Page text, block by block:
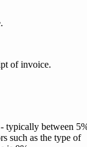
of invoice.
typically between
such as the type of